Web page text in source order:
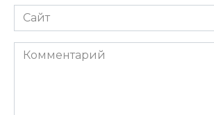
Сайт
Комментарий